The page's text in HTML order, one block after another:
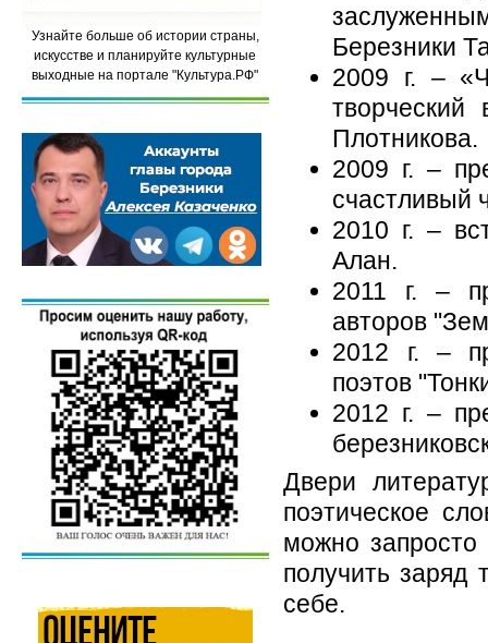
Березники
2009 г. –
творческий
Плотникова.
2009 г. –
счастливый
2010 г. –
Алан.
2011 г. –
авторов
2012 г. –
поэтов
2012 г. –
Двери
поэтическое
можно
получить заряд
себе.
Узнайте больше об истории страны,
искусстве и планируйте культурные
выходные на портале "Культура.РФ"